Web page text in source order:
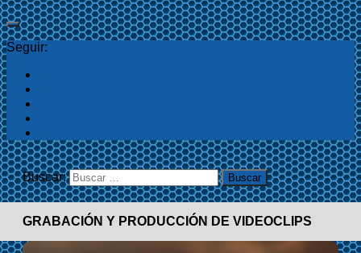
Seguir:
Buscar:
GRABACIÓN Y PRODUCCIÓN DE VIDEOCLIPS